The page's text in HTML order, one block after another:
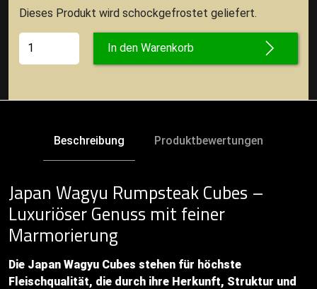
Dieses Produkt wird schockgefrostet geliefert.
In den Warenkorb
Beschreibung Produktbewertungen
Japan Wagyu Rumpsteak Cubes –
Luxuriöser Genuss mit feiner
Marmorierung
Die Japan Wagyu Cubes stehen für höchste
Fleischqualität, die durch ihre Herkunft, Struktur und